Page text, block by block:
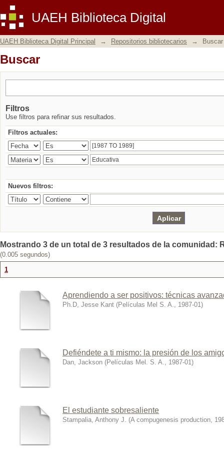
UAEH Biblioteca Digital
Buscar
UAEH Biblioteca Digital Principal → Repositorios bibliotecarios → Buscar
Buscar
Filtros
Use filtros para refinar sus resultados.
Filtros actuales:
Nuevos filtros:
Mostrando 3 de un total de 3 resultados de la comunidad:
(0.005 segundos)
1
Aprendiendo a ser positivos: técnicas
Ph.D, Jesse Kant (Películas Mel S. A., 1987-01)
Defiéndete a ti mismo: la presión de los
Dan, Jackson (Películas Mel. S. A., 1987-01)
El estudiante sobresaliente
Stampalia, Anthony J. (A compugenesis production,